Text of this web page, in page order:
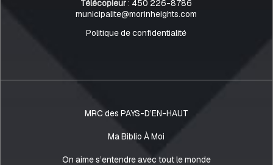
Télécopieur: 450 226-8786
municipalite@morinheights.com
Politique de confidentialité
MRC des PAYS-D’EN-HAUT
Ma Biblio À Moi
On aime s’entendre avec tout le monde